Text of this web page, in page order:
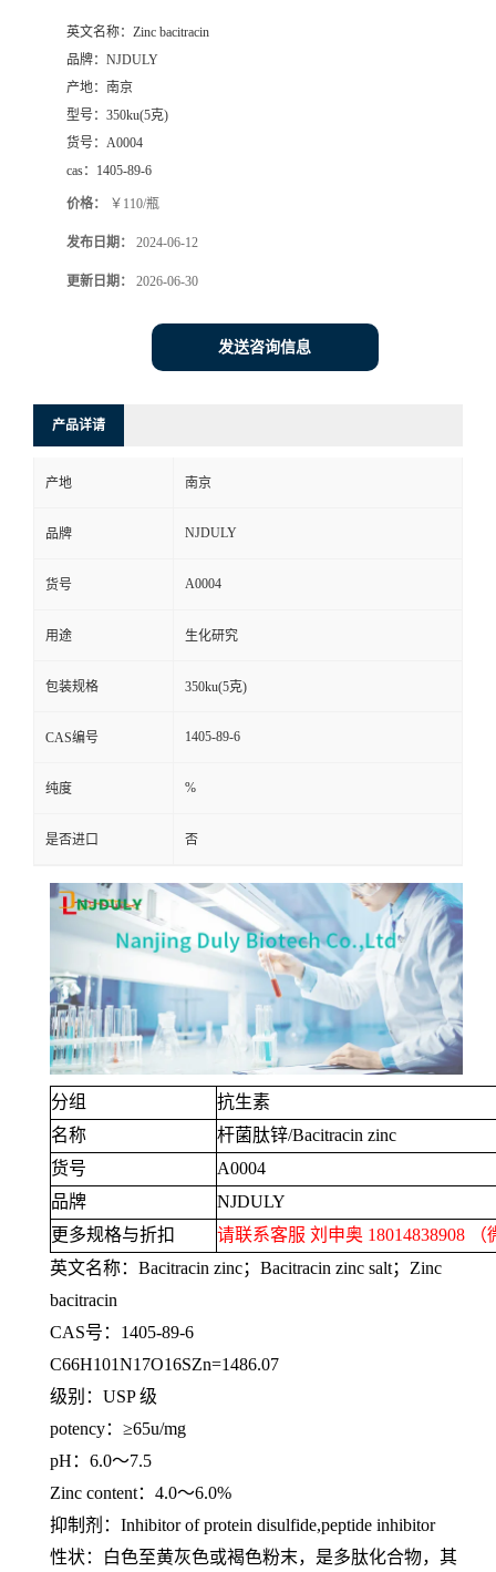
英文名称： Zinc bacitracin
品牌： NJDULY
产地： 南京
型号： 350ku(5克)
货号： A0004
cas： 1405-89-6
价格： ￥110/瓶
发布日期： 2024-06-12
更新日期： 2026-06-30
发送咨询信息
产品详请
产地 南京
品牌 NJDULY
货号 A0004
用途 生化研究
包装规格 350ku(5克)
CAS编号 1405-89-6
纯度 %
是否进口 否
分组
抗生素
名称
杆菌肽锌/Bacitracin zinc
货号
A0004
品牌
NJDULY
更多规格与折扣
请联系客服 刘申奥 18014838908
英文名称： Bacitracin zinc； Bacitracin zinc salt； Zinc
bacitracin
CAS号： 1405-89-6
C66H101N17O16SZn=1486.07
级别： USP级
potency： ≥65u/mg
pH： 6.0～7.5
Zinc content： 4.0～6.0%
抑制剂： Inhibitor of protein disulfide,peptide inhibitor
性状：白色至黄灰色或褐色粉末，是多肽化合物，其